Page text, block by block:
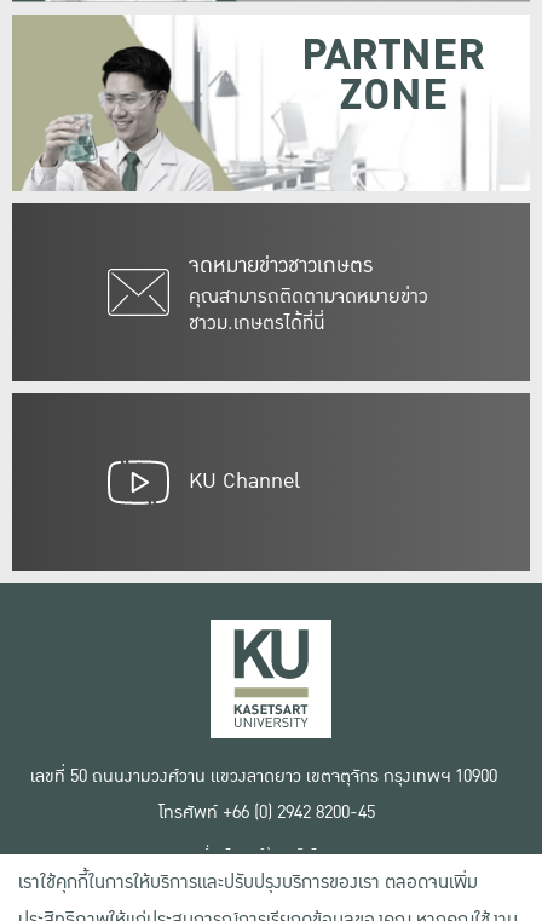
จดหมายข่าวชาวเกษตร
คุณสามารถติดตามจดหมายข่าว
ชาวม.เกษตรได้ที่นี่
PARTNER
ZONE
KU Channel
เลขที่ 50 ถนนงามวงศ์วาน แขวงลาดยาว เขตจตุจักร กรุงเทพฯ 10900
โทรศัพท์ +66 (0) 2942 8200-45
เงื่อนไขการใช้งานเว็บไซต์
ข้อตกลงด้านสิทธิ์ใช้งาน
นโยบายความเป็นส่วนตัว
เราใช้คุกกี้ในการให้บริการและปรับปรุงบริการของเรา ตลอดจนเพิ่ม